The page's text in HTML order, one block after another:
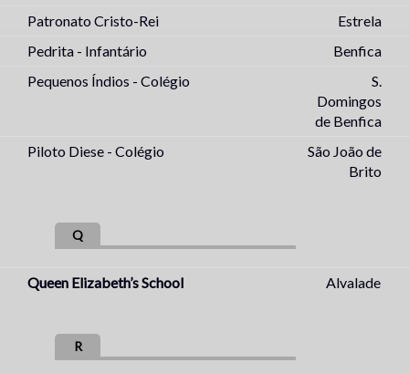
Patronato Cristo-Rei
Estrela
Pedrita - Infantário
Benfica
Pequenos Índios - Colégio
S.
Domingos
de Benfica
Piloto Diese - Colégio
São João de
Brito
Q
Queen Elizabeth’s School Alvalade
R